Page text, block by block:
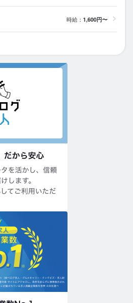
時給： 1,600円〜